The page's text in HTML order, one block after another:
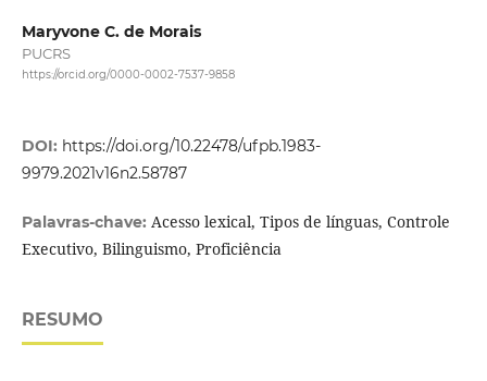
Maryvone C. de Morais
PUCRS
https://orcid.org/0000-0002-7537-9858
DOI: https://doi.org/10.22478/ufpb.1983-
9979.2021v16n2.58787
Palavras-chave: Acesso lexical, Tipos de línguas, Controle
Executivo, Bilinguismo, Proficiência
RESUMO